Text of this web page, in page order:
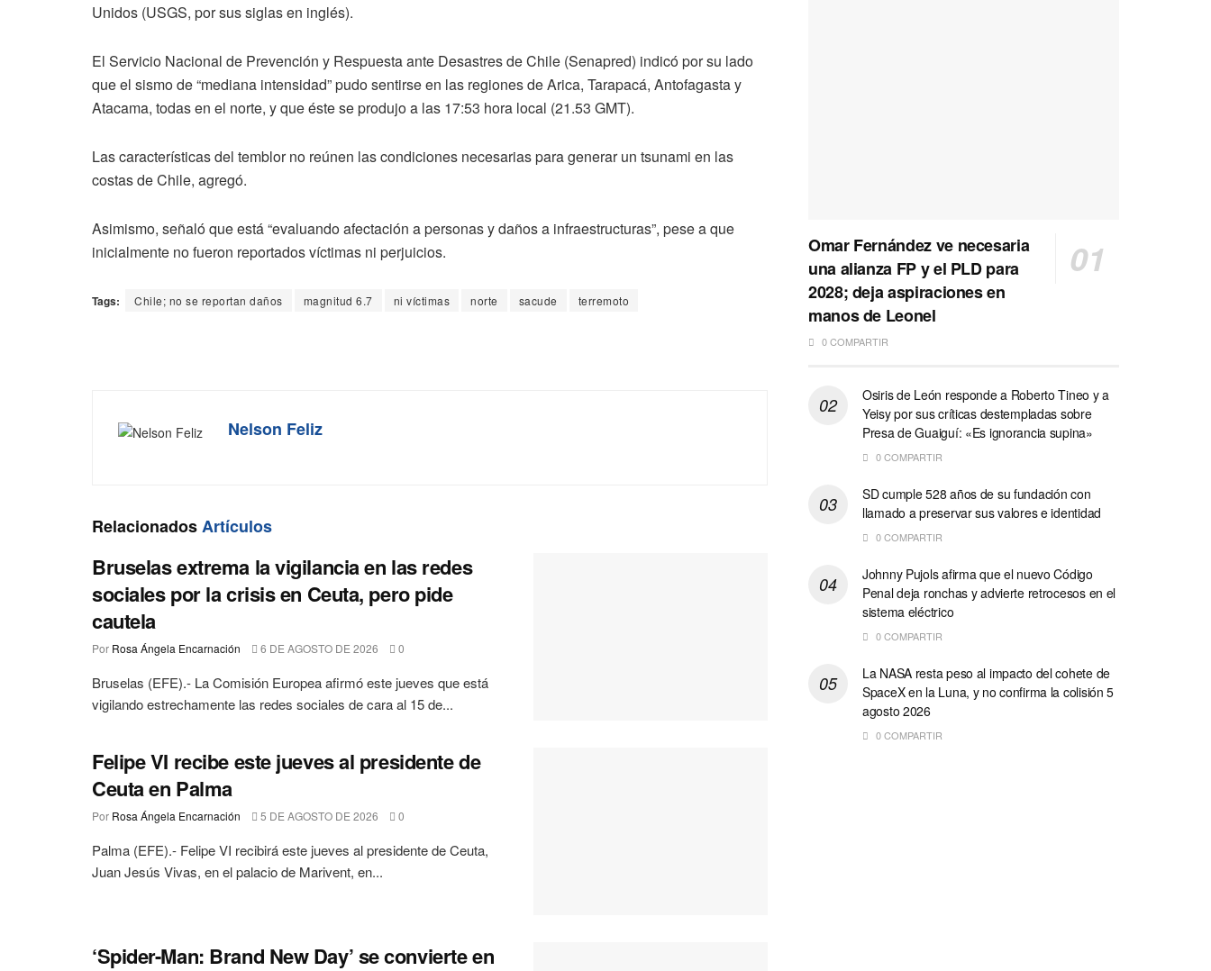
Unidos (USGS, por sus siglas en inglés).
El Servicio Nacional de Prevención y Respuesta ante Desastres de Chile (Senapred) indicó por su lado
que el sismo de “mediana intensidad” pudo sentirse en las regiones de Arica, Tarapacá, Antofagasta y
Atacama, todas en el norte, y que éste se produjo a las 17:53 hora local (21.53 GMT).
Las características del temblor no reúnen las condiciones necesarias para generar un tsunami en las
costas de Chile, agregó.
Asimismo, señaló que está “evaluando afectación a personas y daños a infraestructuras”, pese a que
inicialmente no fueron reportados víctimas ni perjuicios.
Tags: Chile; no se reportan daños magnitud 6.7 ni víctimas norte sacude terremoto
Nelson Feliz
RelacionadosArtículos
Bruselas extrema la vigilancia en las redes
sociales por la crisis en Ceuta, pero pide
cautela
Por Rosa Ángela Encarnación 6 DE AGOSTO DE 2026 0
Bruselas (EFE).- La Comisión Europea afirmó este jueves que está
vigilando estrechamente las redes sociales de cara al 15 de...
Felipe VI recibe este jueves al presidente de
Ceuta en Palma
Por Rosa Ángela Encarnación 5 DE AGOSTO DE 2026 0
Palma (EFE).- Felipe VI recibirá este jueves al presidente de Ceuta,
Juan Jesús Vivas, en el palacio de Marivent, en...
‘Spider-Man: Brand New Day’ se convierte en
Omar Fernández ve necesaria
una alianza FP y el PLD para
2028; deja aspiraciones en
manos de Leonel
0 COMPARTIR
Osiris de León responde a Roberto Tineo y a
Yeisy por sus críticas destempladas sobre
Presa de Guaiguí: «Es ignorancia supina»
0 COMPARTIR
SD cumple 528 años de su fundación con
llamado a preservar sus valores e identidad
0 COMPARTIR
Johnny Pujols afirma que el nuevo Código
Penal deja ronchas y advierte retrocesos en el
sistema eléctrico
0 COMPARTIR
La NASA resta peso al impacto del cohete de
SpaceX en la Luna, y no confirma la colisión 5
agosto 2026
0 COMPARTIR